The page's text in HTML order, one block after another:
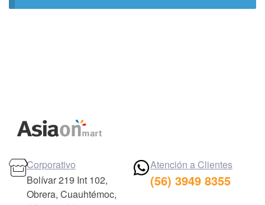
Corporativo
Bolívar 219 Int 102,
Obrera, Cuauhtémoc,
Atención a Clientes
(56) 3949 8355